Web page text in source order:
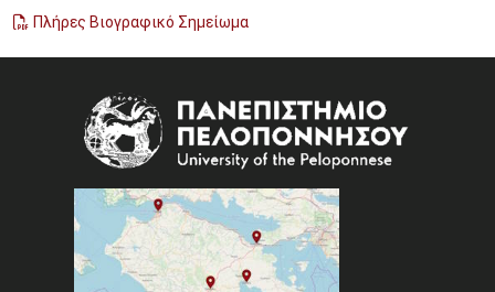
Πλήρες Βιογραφικό Σημείωμα